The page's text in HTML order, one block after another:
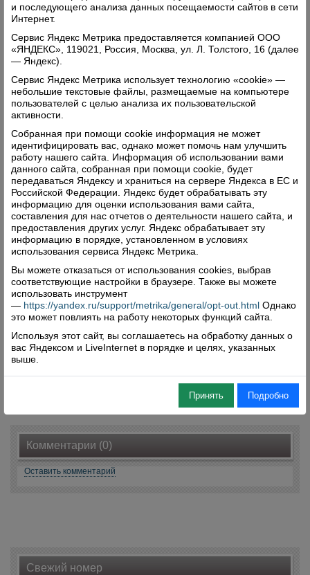
Сход собрал около шести десятков
неравнодушных верховажан
Практически по всей улице обочины не
обкошены. Что мешает жителю частного дома,
наводя порядок у себя, выйти с косой и за забор
Комментарии (0)
Оставить комментарий
Свежий номер
и последующего анализа данных посещаемости сайтов в сети
Интернет.
Сервис Яндекс Метрика предоставляется компанией ООО
«ЯНДЕКС», 119021, Россия, Москва, ул. Л. Толстого, 16 (далее
— Яндекс).
Сервис Яндекс Метрика использует технологию «cookie» —
небольшие текстовые файлы, размещаемые на компьютере
пользователей с целью анализа их пользовательской
активности.
Собранная при помощи cookie информация не может
идентифицировать вас, однако может помочь нам улучшить
работу нашего сайта. Информация об использовании вами
данного сайта, собранная при помощи cookie, будет
передаваться Яндексу и храниться на сервере Яндекса в ЕС и
Российской Федерации. Яндекс будет обрабатывать эту
информацию для оценки использования вами сайта,
составления для нас отчетов о деятельности нашего сайта, и
предоставления других услуг. Яндекс обрабатывает эту
информацию в порядке, установленном в условиях
использования сервиса Яндекс Метрика.
Вы можете отказаться от использования cookies, выбрав
соответствующие настройки в браузере. Также вы можете
использовать инструмент
— https://yandex.ru/support/metrika/general/opt-out.html Однако
это может повлиять на работу некоторых функций сайта.
Используя этот сайт, вы соглашаетесь на обработку данных о
вас Яндексом и LiveInternet в порядке и целях, указанных
выше.
Принять Подробно